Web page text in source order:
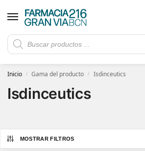
Rebajas de verano hasta -30%
5€ de descuento con el cupón 5GRANVIA
Inicio / Gama del producto / Isdinceutics
Isdinceutics
MOSTRAR FILTROS